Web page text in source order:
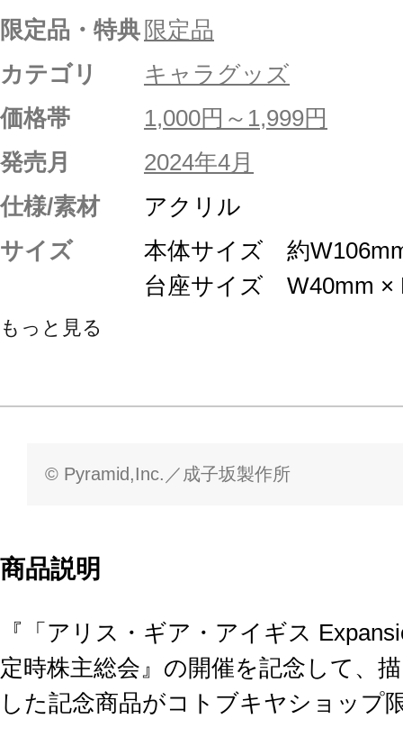
限定品・特典 限定品
カテゴリ
キャラグッズ
価格帯
1,000円～1,999円
発売月
2024年4月
仕様/素材
アクリル
サイズ
本体サイズ 約
台座サイズ W40mm ×
もっと見る
© Pyramid,Inc.／成子坂製作所
商品説明
『「アリス・ギア・アイギス
定時株主総会』の開催を記念して、
した記念商品がコトブキヤショップ